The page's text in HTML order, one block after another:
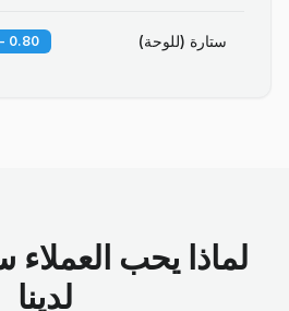
ستارة (للوحة) 0.80 - 1.50 KD
لماذا يحب
لدينا